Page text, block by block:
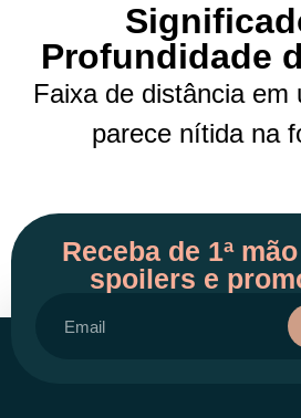
Profundidade
Faixa de distância em
parece nítida na
Receba de 1ª
spoilers e